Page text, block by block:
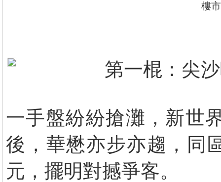
樓
第一棍：尖
一手盤紛紛搶灘，新世
後，華懋亦步亦趨，同
元，擺明對撼爭客。